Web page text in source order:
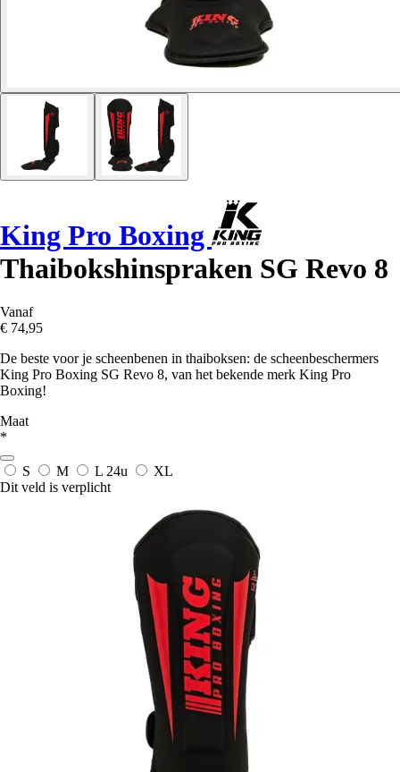
King Pro Boxing
Thaibokshinspraken SG Revo 8
Vanaf
€ 74,95
De beste voor je scheenbenen in thaiboksen: de scheenbeschermers
King Pro Boxing SG Revo 8, van het bekende merk King Pro
Boxing!
Maat
*
S M L 24u
XL
Dit veld is verplicht